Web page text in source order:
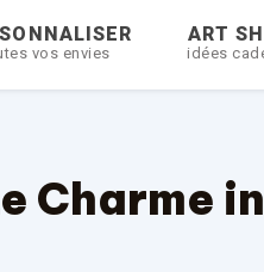
vos envies
ART
idées
Charme